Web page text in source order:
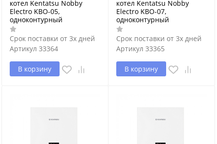
котел Kentatsu Nobby
Electro KBO-05,
одноконтурный
Срок поставки от 3х дней
Артикул 33364
В корзину
котел Kentatsu Nobby
Electro KBO-07,
одноконтурный
Срок поставки от 3х дней
Артикул 33365
В корзину